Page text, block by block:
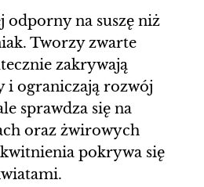
odporny na suszę niż
Tworzy zwarte
zakrywają
i ograniczają rozwój
sprawdza się na
oraz żwirowych
pokrywa się